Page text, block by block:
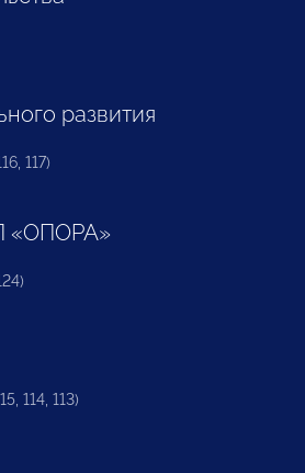
развития
117)
«ОПОРА»
114, 113)